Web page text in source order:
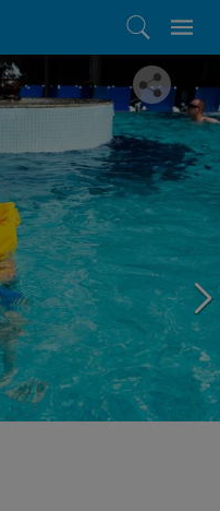
tikai daži soļi